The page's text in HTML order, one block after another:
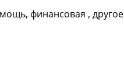
финансовая ,